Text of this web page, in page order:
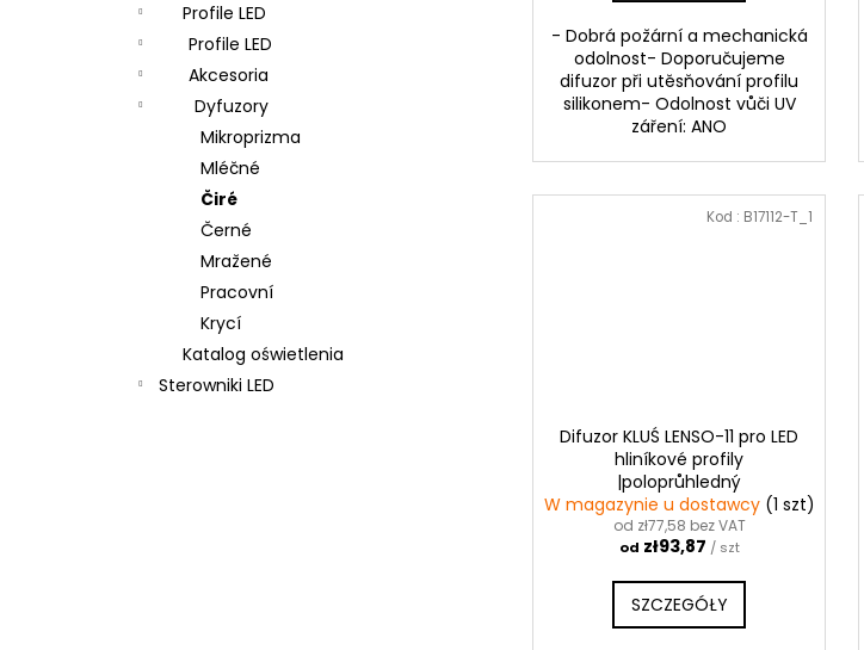
Profile LED
Profile LED
Akcesoria
Dyfuzory
Mikroprizma
Mléčné
Čiré
Černé
Mražené
Pracovní
Krycí
Katalog oświetlenia
Sterowniki LED
- Dobrá požární a mechanická
odolnost- Doporučujeme
difuzor při utěsňování profilu
silikonem- Odolnost vůči UV
záření: ANO
Difuzor KLUŚ LENSO-11 pro LED
hliníkové profily
|poloprůhledný
W magazynie u dostawcy (1 szt)
od zł77,58 bez VAT
od zł93,87 / szt
SZCZEGÓŁY
Kod : B17112-T_1